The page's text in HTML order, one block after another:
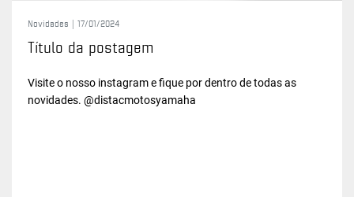
Novidades | 17/01/2024
Título da postagem
Visite o nosso instagram e fique por dentro de todas as
novidades. @distacmotosyamaha